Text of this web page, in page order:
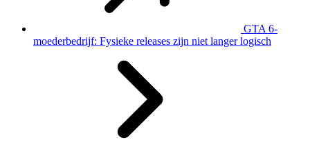
GTA 6-
moederbedrijf: Fysieke releases zijn niet langer logisch